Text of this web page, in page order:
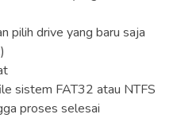
pilih drive yang baru saja
sistem FAT32 atau NTFS
proses selesai